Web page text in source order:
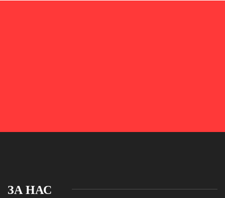
ЗА НАС